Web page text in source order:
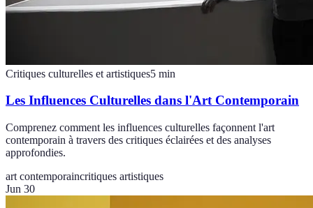
Critiques culturelles et artistiques5 min
Les Influences Culturelles dans l'Art Contemporain
Comprenez comment les influences culturelles façonnent l'art
contemporain à travers des critiques éclairées et des analyses
approfondies.
art contemporaincritiques artistiques
Jun 30